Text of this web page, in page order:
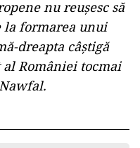
nu reușesc să
la formarea unui
dreapta câștigă
României tocmai